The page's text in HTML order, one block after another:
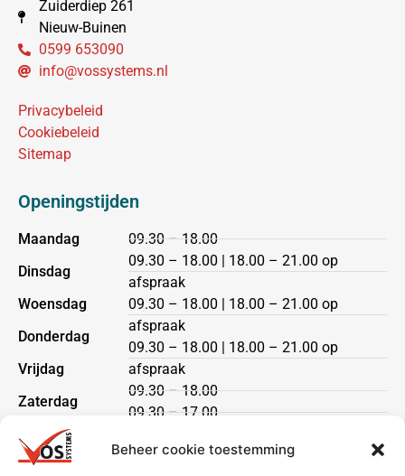
Beheer cookie toestemming
Zuiderdiep 261
Nieuw-Buinen
0599 653090
info@vossystems.nl
Privacybeleid
Cookiebeleid
Sitemap
Openingstijden
Maandag
Dinsdag
Woensdag
Donderdag
Vrijdag
Zaterdag
Zondag
09.30 – 18.00
09.30 – 18.00 | 18.00 – 21.00 op
afspraak
09.30 – 18.00 | 18.00 – 21.00 op
afspraak
09.30 – 18.00 | 18.00 – 21.00 op
afspraak
09.30 – 18.00
09.30 – 17.00